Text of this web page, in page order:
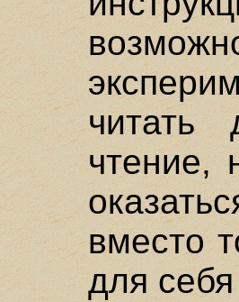
читать
чтение,
вместо
для